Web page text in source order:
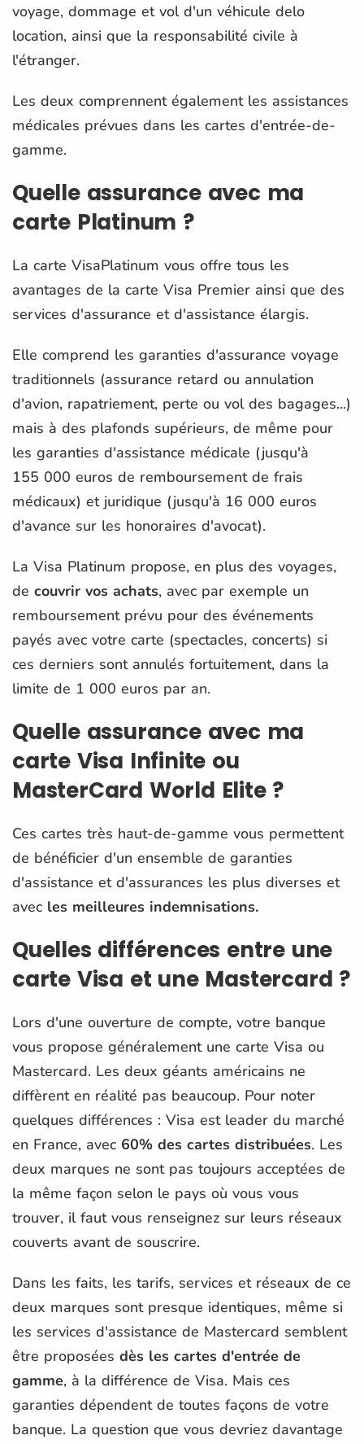
voyage, dommage et vol d'un véhicule delo
location, ainsi que la responsabilité civile à
l'étranger.
Les deux comprennent également les assistances
médicales prévues dans les cartes d'entrée-de-
gamme.
Quelle assurance avec ma
carte Platinum ?
La carte VisaPlatinum vous offre tous les
avantages de la carte Visa Premier ainsi que des
services d'assurance et d'assistance élargis.
Elle comprend les garanties d'assurance voyage
traditionnels (assurance retard ou annulation
d'avion, rapatriement, perte ou vol des bagages...)
mais à des plafonds supérieurs, de même pour
les garanties d'assistance médicale (jusqu'à
155 000 euros de remboursement de frais
médicaux) et juridique (jusqu'à 16 000 euros
d'avance sur les honoraires d'avocat).
La Visa Platinum propose, en plus des voyages,
de couvrir vos achats, avec par exemple un
remboursement prévu pour des événements
payés avec votre carte (spectacles, concerts) si
ces derniers sont annulés fortuitement, dans la
limite de 1 000 euros par an.
Quelle assurance avec ma
carte Visa Infinite ou
MasterCard World Elite ?
Ces cartes très haut-de-gamme vous permettent
de bénéficier d'un ensemble de garanties
d'assistance et d'assurances les plus diverses et
avec les meilleures indemnisations.
Quelles différences entre une
carte Visa et une Mastercard ?
Lors d'une ouverture de compte, votre banque
vous propose généralement une carte Visa ou
Mastercard. Les deux géants américains ne
diffèrent en réalité pas beaucoup. Pour noter
quelques différences : Visa est leader du marché
en France, avec 60% des cartes distribuées. Les
deux marques ne sont pas toujours acceptées de
la même façon selon le pays où vous vous
trouver, il faut vous renseignez sur leurs réseaux
couverts avant de souscrire.
Dans les faits, les tarifs, services et réseaux de ce
deux marques sont presque identiques, même si
les services d'assistance de Mastercard semblent
être proposées dès les cartes d'entrée de
gamme, à la différence de Visa. Mais ces
garanties dépendent de toutes façons de votre
banque. La question que vous devriez davantage